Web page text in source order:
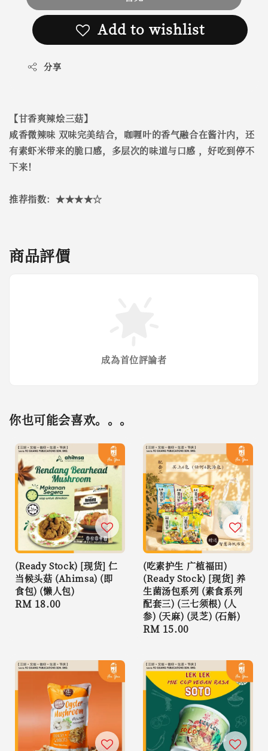
Add to wishlist
分享
【甘香爽辣烩三菇】
咸香微辣味 双味完美结合，咖喱叶的香气融合在酱汁内，还
有素虾米带来的脆口感，多层次的味道与口感 ，好吃到停不
下来！
推荐指数：★★★★☆
商品評價
成為首位評論者
你也可能会喜欢。。。
(Ready Stock) [现货] 仁
当候头菇 (Ahimsa) (即
食包) (懒人包)
Regular
RM 18.00
(吃素护生 广植福田)
(Ready Stock) [现货] 养
生菌汤包系列 (素食系列
配套三) (三七须根) (人
参) (天麻) (灵芝) (石斛)
Regular
RM 15.00